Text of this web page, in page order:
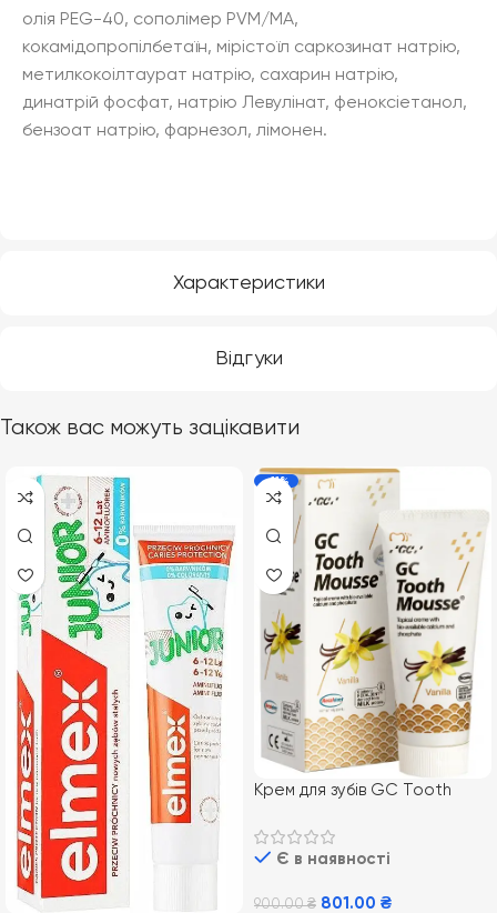
Характеристики
Відгуки
олія PEG-40, сополімер PVM/MA,
кокамідопропілбетаїн, мірістоїл саркозинат натрію,
метилкокоілтаурат натрію, сахарин натрію,
динатрій фосфат, натрію Левулінат, феноксіетанол,
бензоат натрію, фарнезол, лімонен.
Також вас можуть зацікавити
-11%
Крем для зубів GC Tooth
Ванільний
Є в наявності
900.00₴ 801.00 ₴